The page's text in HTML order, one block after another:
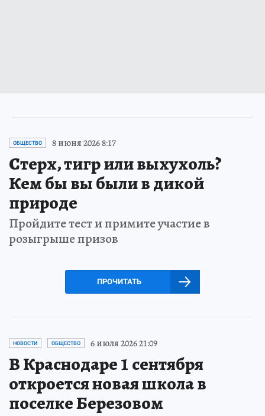
ОБЩЕСТВО 8 июня 2026 8:17
Стерх, тигр или выхухоль?
Кем бы вы были в дикой
природе
Пройдите тест и примите участие в
розыгрыше призов
ПРОЧИТАТЬ
НОВОСТИ ОБЩЕСТВО 6 июля 2026 21:09
В Краснодаре 1 сентября
откроется новая школа в
поселке Березовом